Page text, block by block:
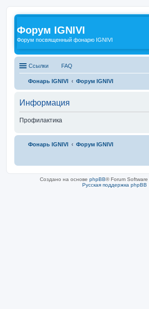
Форум IGNIVI
Форум посвященный фонарю IGNIVI
Ссылки FAQ
Фонарь IGNIVI Форум IGNIVI
Информация
Профилактика
Фонарь IGNIVI Форум IGNIVI
Создано на основе phpBB® Forum
Русская поддержка phpBB